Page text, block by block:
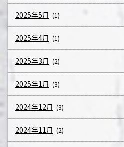
2025年5月 (1)
2025年4月 (1)
2025年3月 (2)
2025年1月 (3)
2024年12月 (3)
2024年11月 (2)